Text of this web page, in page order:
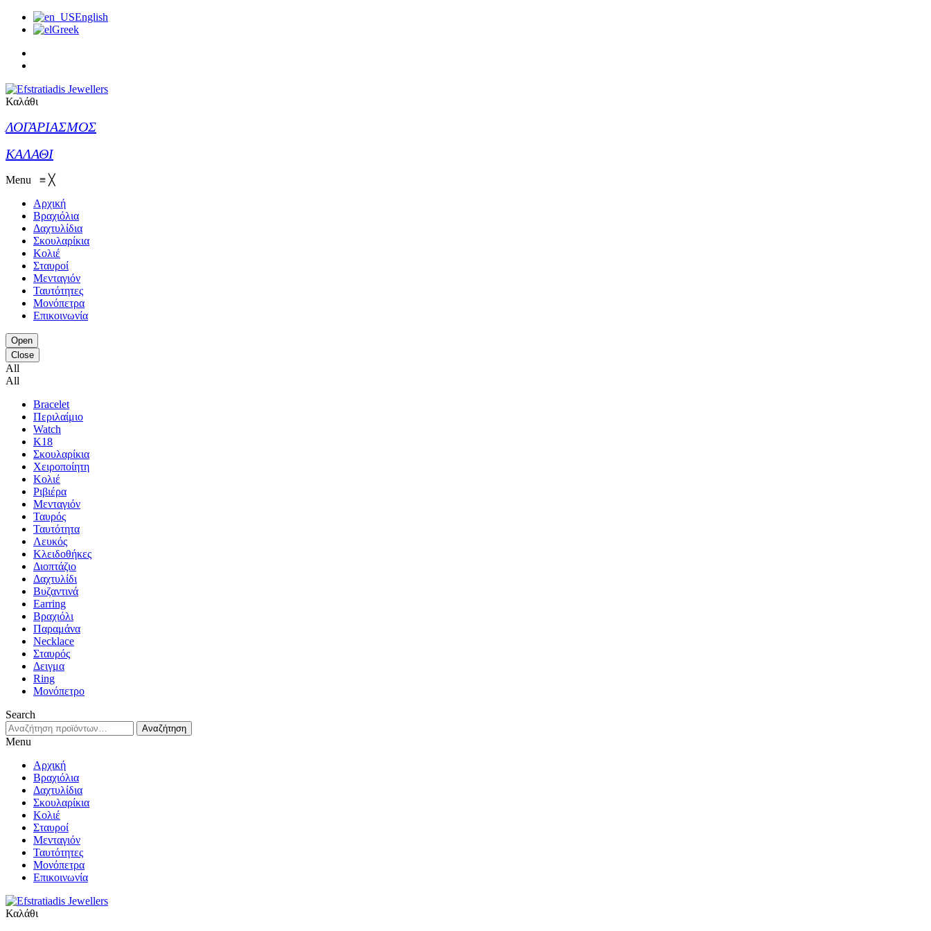
English
Greek
Καλάθι
ΛΟΓΑΡΙΑΣΜΟΣ
ΚΑΛΑΘΙ
Menu ≡ ╳
Αρχική
Βραχιόλια
Δαχτυλίδια
Σκουλαρίκια
Κολιέ
Σταυροί
Μενταγιόν
Ταυτότητες
Μονόπετρα
Επικοινωνία
Open
Close
All
All
Bracelet
Περιλαίμιο
Watch
K18
Σκουλαρίκια
Χειροποίητη
Κολιέ
Ριβιέρα
Μενταγιόν
Ταυρός
Ταυτότητα
Λευκός
Κλειδοθήκες
Διοπτάζιο
Δαχτυλίδι
Βυζαντινά
Earring
Βραχιόλι
Παραμάνα
Necklace
Σταυρός
Δειγμα
Ring
Μονόπετρο
Search
Αναζήτηση
για:
Αναζήτηση
Menu
Αρχική
Βραχιόλια
Δαχτυλίδια
Σκουλαρίκια
Κολιέ
Σταυροί
Μενταγιόν
Ταυτότητες
Μονόπετρα
Επικοινωνία
Καλάθι